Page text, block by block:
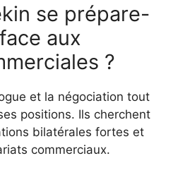
se prépare-
aux
?
et la négociation tout
positions. Ils cherchent
bilatérales fortes et
commerciaux.